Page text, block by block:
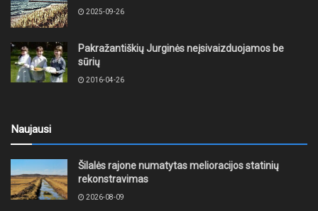
2025-09-26
Pakražantiškių Jurginės neįsivaizduojamos be
sūrių
2016-04-26
Naujausi
Šilalės rajone numatytas melioracijos statinių
rekonstravimas
2026-08-09